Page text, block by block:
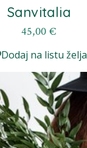
Sanvitalia
45,00 €
Dodaj na listu želja